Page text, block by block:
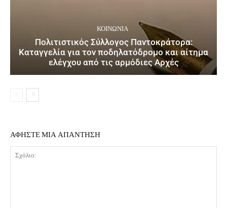
ΚΟΙΝΩΝΙΑ
Πολιτιστικός Σύλλογος Παντοκράτορα:
Καταγγελία για τον ποδηλατόδρομο και αίτημα
ελέγχου από τις αρμόδιες Αρχές
ΑΦΗΣΤΕ ΜΙΑ ΑΠΑΝΤΗΣΗ